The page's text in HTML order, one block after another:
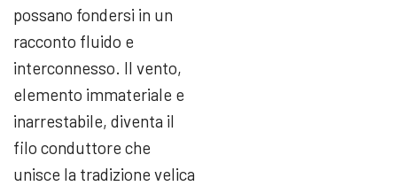
possano fondersi in un
racconto fluido e
interconnesso. Il vento,
elemento immateriale e
inarrestabile, diventa il
filo conduttore che
unisce la tradizione velica